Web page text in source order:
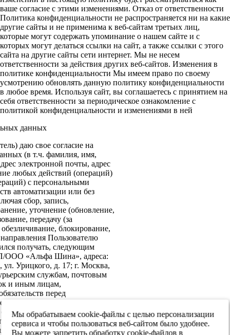
ваше согласие с этими изменениями. Отказ от ответственности
Политика конфиденциальности не распространяется ни на какие
другие сайты и не применима к веб-сайтам третьих лиц,
которые могут содержать упоминание о нашем сайте и с
которых могут делаться ссылки на сайт, а также ссылки с этого
сайта на другие сайты сети интернет. Мы не несем
ответственности за действия других веб-сайтов. Изменения в
политике конфиденциальности Мы имеем право по своему
усмотрению обновлять данную политику конфиденциальности
в любое время. Используя сайт, вы соглашаетесь с принятием на
себя ответственности за периодическое ознакомление с
политикой конфиденциальности и изменениями в ней
данных
даю свое согласие на
(в т.ч. фамилия, имя,
электронной почты, адрес
любых действий (операций)
с персональными
автоматизации или без
сбор, запись,
уточнение (обновление,
передачу (за
блокирование,
Пользователю
получать, следующим
ООО «Альфа Шина», адреса:
Урицкого, д. 17; г. Москва,
службам, почтовым
и иным лицам,
перед
на передачу в
информационной
данных третьим
реализации целей,
Мы обрабатываем cookie-файлы с целью персонализации
сервиса и чтобы пользоваться веб-сайтом было удобнее.
Вы можете запретить обработку cookie-файлов в